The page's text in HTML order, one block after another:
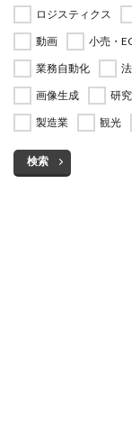
ロジスティクス
動画
小売・
業務自動化
画像生成
研
製造業
観光
検索